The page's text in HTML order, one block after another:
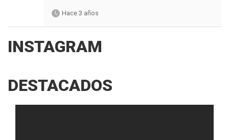
Hace 3 años
INSTAGRAM
DESTACADOS